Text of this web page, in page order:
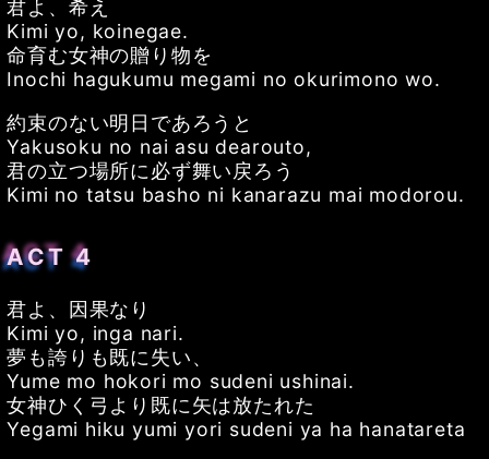
君よ、希え
Kimi yo, koinegae.
命育む女神の贈り物を
Inochi hagukumu megami no okurimono wo.
約束のない明日であろうと
Yakusoku no nai asu dearouto,
君の立つ場所に必ず舞い戻ろう
Kimi no tatsu basho ni kanarazu mai modorou.
ACT 4
君よ、因果なり
Kimi yo, inga nari.
夢も誇りも既に失い、
Yume mo hokori mo sudeni ushinai.
女神ひく弓より既に矢は放たれた
Yegami hiku yumi yori sudeni ya ha hanatareta